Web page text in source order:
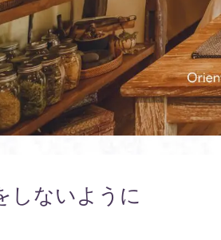
しないように